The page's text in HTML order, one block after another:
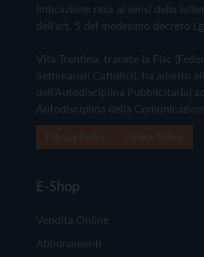
Indicazione resa ai sensi della
dell'art. 5 del medesimo decreto
Vita Trentina, tramite la Fisc
Settimanali Cattolici), ha aderito
dell'Autodisciplina Pubblicitaria)
Autodisciplina della
E-Shop
Vendita Online
Abbonamenti